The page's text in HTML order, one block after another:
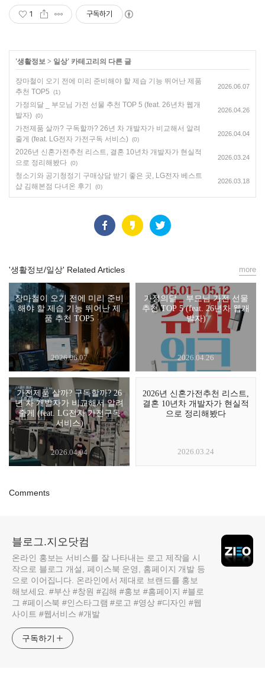
1 구독하기
'생활정보 > 일상' 카테고리의 다른 글
장마철이 오기 전에 미리 준비해야 할 제습 기능 뛰어난 제품
추천 TOP5
(1)
2026.06.07
가정의달 _ 부모님 가전 선물 추천 TOP 5 (feat. 26년차 웹개
발자) (0)
2026.04.26
가전제품 살까? 구독할까? 26년 차 개발자가 비교해서 알려
줄게 (feat. LG전자 가전구독 서비스) (0)
2026.04.04
2026년 신혼가전추천 리스트, 결혼 10년차 개발자가 현실적
으로 정리해봤다 (0)
2026.03.24
청소기와 공기청정기 구매상담 받기 좋은 곳, LG전자 베스트
샵 김해본점 다녀온 후기
(0)
2026.03.18
'생활정보/일상' Related Articles
장마철이 오기 전에 미리 준비
해야 할 제습 기능 뛰어난 제
품 추천 TOP5
2026.06.07
가정의달 _ 부모님 가전 선물
추천 TOP 5 (feat. 26년차 웹개
발자)
2026.04.26
가전제품 살까? 구독할까? 26
년 차 개발자가 비교해서 알려
줄게 (feat. LG전자 가전구독
서비스)
2026.04.04
2026년 신혼가전추천 리스트,
결혼 10년차 개발자가 현실적
으로 정리해봤다
2026.03.24
more
Comments
블로그.지오닷컴
온라인 홍보는 서비스를 잘 나타내는 로고 제작을 시
작으로 블로그 개설, 페이스북 운영, 홈페이지 개발 등
으로 이어집니다. 온라인에서 제대로 브랜드를 홍보
해보세요. #부산 #창원 #김해 #홍보 #홈페이지 #블로
그 #페이스북 #인스타그램 #로고 #영상 #디자인 #웹
사이트 #웹서비스 #개발
구독하기